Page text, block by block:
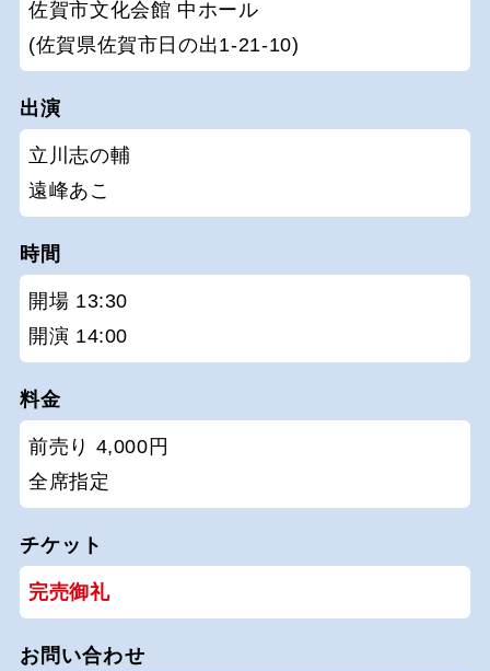
佐賀市文化会館 中ホール
(佐賀県佐賀市日の出1-21-10)
出演
立川志の輔
遠峰あこ
時間
開場 13:30
開演 14:00
料金
前売り 4,000円
全席指定
チケット
完売御礼
お問い合わせ